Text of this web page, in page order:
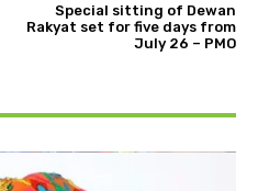
Special sitting of Dewan
Rakyat set for five days from
July 26 – PMO